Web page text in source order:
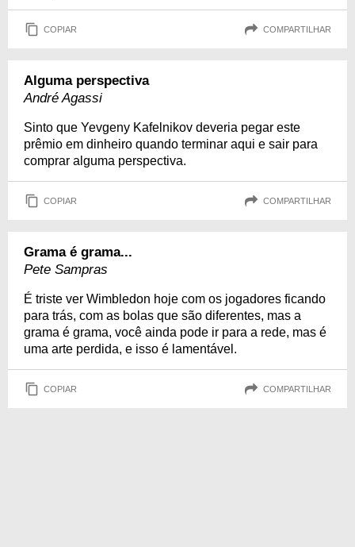
COPIAR COMPARTILHAR
Alguma perspectiva
André Agassi
Sinto que Yevgeny Kafelnikov deveria pegar este
prêmio em dinheiro quando terminar aqui e sair para
comprar alguma perspectiva.
COPIAR COMPARTILHAR
Grama é grama...
Pete Sampras
É triste ver Wimbledon hoje com os jogadores ficando
para trás, com as bolas que são diferentes, mas a
grama é grama, você ainda pode ir para a rede, mas é
uma arte perdida, e isso é lamentável.
COPIAR COMPARTILHAR